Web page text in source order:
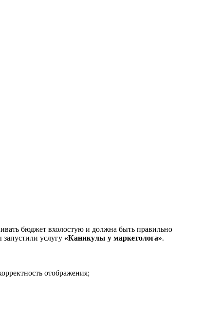
бюджет вхолостую и должна быть правильно
услугу «Каникулы у маркетолога».
отображения;